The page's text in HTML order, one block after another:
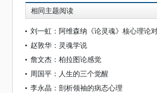
相同主题阅读
赵敦华：灵魂学说
詹文杰：柏拉图论感觉
周国平：人生的三个觉醒
李永晶：剖析领袖的病态心理